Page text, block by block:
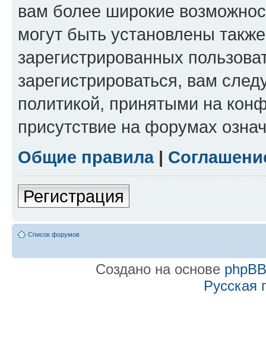
вам более широкие
могут быть установлены
зарегистрированных
зарегистрироваться, вам
политикой, принятыми на
присутствие на форумах
Общие правила|
Регистрация
Список форумов
Создано на основе phpBB
Русская